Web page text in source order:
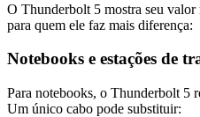
O Thunderbolt 5 mostra seu valor
para quem ele faz mais diferença:
Notebooks e estações de
Para notebooks, o Thunderbolt 5
Um único cabo pode substituir: